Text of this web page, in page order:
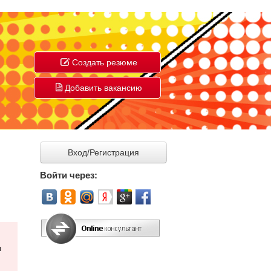
Создать резюме
Добавить вакансию
Вход/Регистрация
Войти через: